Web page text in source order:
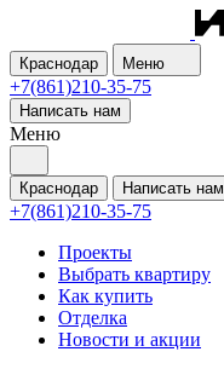
Краснодар Меню
+7(861)210-35-75
Написать нам
Меню
Краснодар Написать нам
+7(861)210-35-75
Проекты
Выбрать квартиру
Как купить
Отделка
Новости и акции